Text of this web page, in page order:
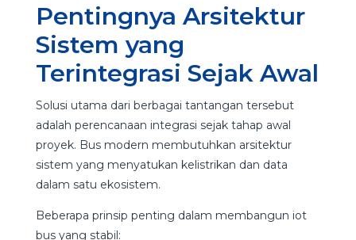
Pentingnya Arsitektur
Sistem yang
Terintegrasi Sejak Awal
Solusi utama dari berbagai tantangan tersebut
adalah perencanaan integrasi sejak tahap awal
proyek. Bus modern membutuhkan arsitektur
sistem yang menyatukan kelistrikan dan data
dalam satu ekosistem.
Beberapa prinsip penting dalam membangun iot
bus yang stabil: